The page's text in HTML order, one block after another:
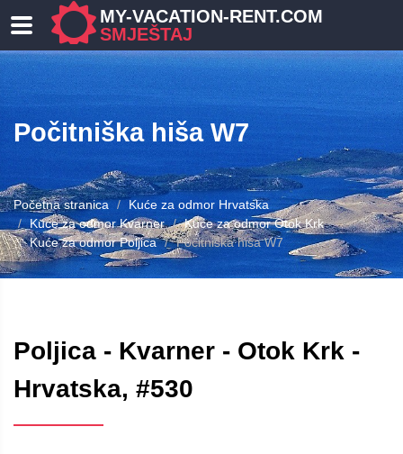
MY-VACATION-RENT.COM
SMJEŠTAJ
Počitniška hiša W7
Početna stranica
Kuće za odmor Hrvatska
Kuće za odmor Kvarner
Kuće za odmor Otok Krk
Kuće za odmor Poljica
Počitniška hiša W7
Poljica - Kvarner - Otok Krk -
Hrvatska, #530